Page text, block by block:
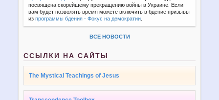
посвящена скорейшему прекращению войны в Украине. Если
вам будет позволять время можете включить в бдение призывы
изпрограммы бдения - Фокус на демократии
ВСЕ НОВОСТИ
ССЫЛКИ НА САЙТЫ
The Mystical Teachings of Jesus